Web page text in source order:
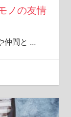
ノの友情
仲間と …